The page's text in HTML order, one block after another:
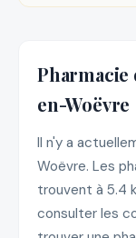
Pharmacie
en-Woëvre
Il n'y a
Woëvre. Les
trouvent à 5.4
consulter les